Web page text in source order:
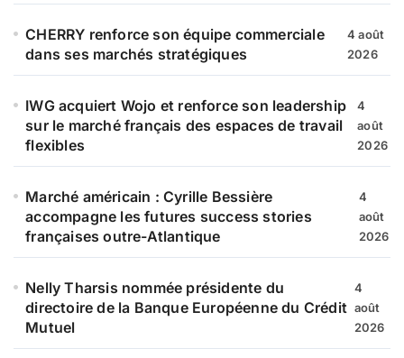
CHERRY renforce son équipe commerciale
dans ses marchés stratégiques
4 août
2026
IWG acquiert Wojo et renforce son leadership
sur le marché français des espaces de travail
flexibles
4
août
2026
Marché américain : Cyrille Bessière
accompagne les futures success stories
françaises outre-Atlantique
4
août
2026
Nelly Tharsis nommée présidente du
directoire de la Banque Européenne du Crédit
Mutuel
4
août
2026